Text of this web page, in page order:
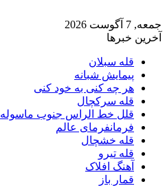
جمعه, 7 آگوست 2026
آخرین خبرها
قله سبلان
پیمایش شبانه
هر چه کنی به خود کنی
قله سرکچال
قلل خط الراس جنوب ماسوله
فرمانفرمای عالم
قله خشچال
قله تیرو
آهنگ افلاک
قمار باز